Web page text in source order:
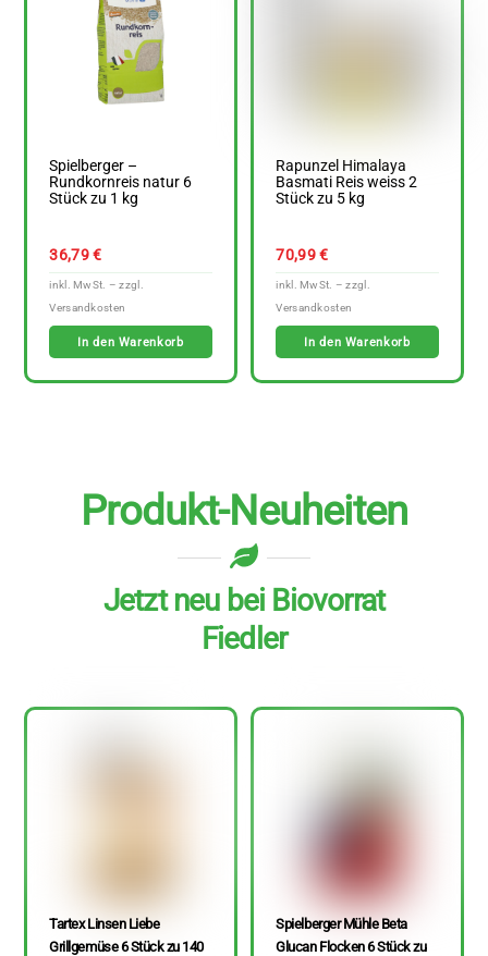
Spielberger –
Rundkornreis natur 6
Stück zu 1 kg
36,79€
In den Warenkorb
Rapunzel Himalaya
Basmati Reis weiss 2
Stück zu 5 kg
70,99€
In den Warenkorb
Produkt-Neuheiten
Jetzt neu bei Biovorrat
Fiedler
Tartex Linsen Liebe
Grillgemüse 6 Stück zu 140
Spielberger Mühle Beta
Glucan Flocken 6 Stück zu